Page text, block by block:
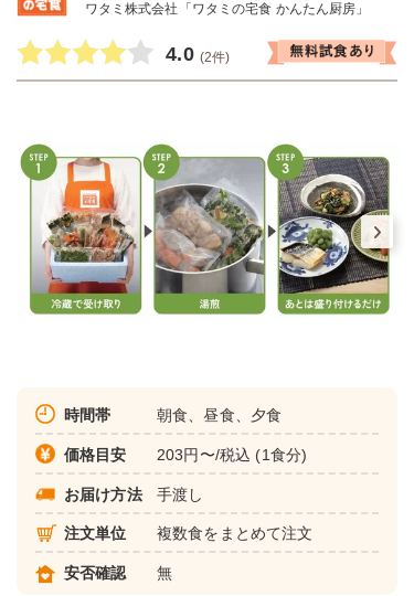
ワタミ株式会社「ワタミの宅食 かんたん厨房」
4.0 (2件)
時間帯 朝食、昼食、夕食
価格目安 203円〜/税込 (1食分)
お届け方法 手渡し
注文単位 複数食をまとめて注文
安否確認 無